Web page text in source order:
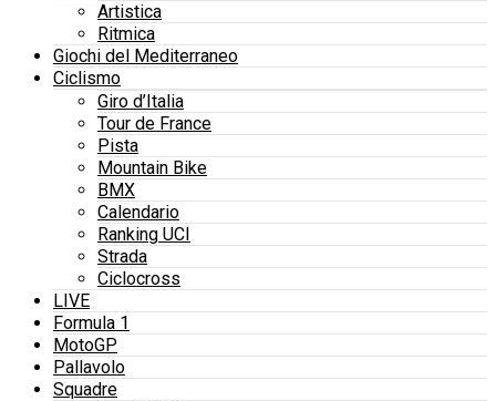
Artistica
Ritmica
Giochi del Mediterraneo
Ciclismo
Giro d’Italia
Tour de France
Pista
Mountain Bike
BMX
Calendario
Ranking UCI
Strada
Ciclocross
LIVE
Formula 1
MotoGP
Pallavolo
Squadre